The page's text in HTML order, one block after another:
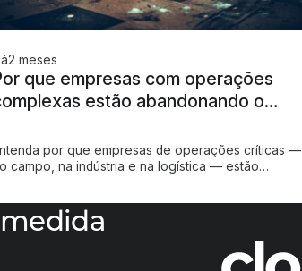
2 meses
que empresas com operações
estão abandonando o
por que empresas de operações críticas —
campo, na indústria e na logística — estão
dar esse passo.